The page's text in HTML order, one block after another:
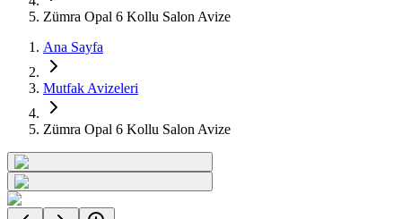
Zümra Opal 6 Kollu Salon Avize
Ana Sayfa
Mutfak Avizeleri
Zümra Opal 6 Kollu Salon Avize